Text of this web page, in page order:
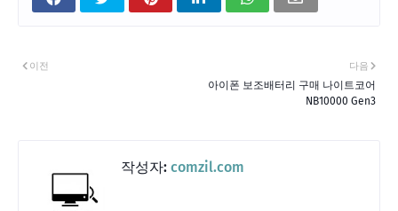
다음
아이폰 보조배터리 구매 나이트코어
NB10000 Gen3
이전
작성자: comzil.com